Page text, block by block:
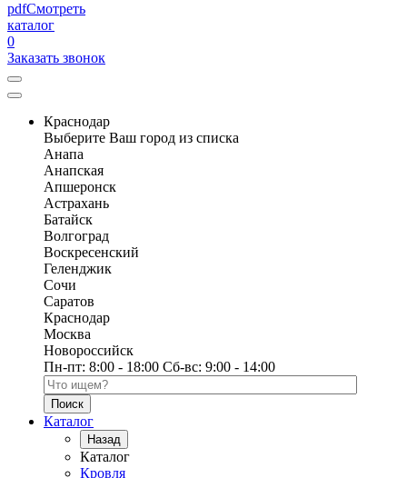
pdfСмотреть
каталог
0
Заказать звонок
Краснодар
Выберите Ваш город из списка
Анапа
Анапская
Апшеронск
Астрахань
Батайск
Волгоград
Воскресенский
Геленджик
Сочи
Саратов
Краснодар
Москва
Новороссийск
Пн-пт: 8:00 - 18:00 Сб-вс: 9:00 - 14:00
Поиск по каталогу
Каталог
Назад
Каталог
Кровля